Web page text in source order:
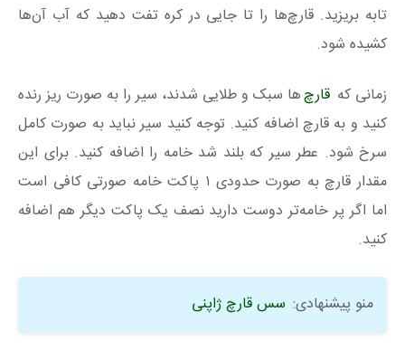
تابه بریزید. قارچ‌ها را تا جایی در کره تفت دهید که آب آن‌ها
کشیده شود.
زمانی که قارچ‌ها سبک و طلایی شدند، سیر را به صورت ریز رنده
کنید و به قارچ اضافه کنید. توجه کنید سیر نباید به صورت کامل
سرخ شود. عطر سیر که بلند شد خامه را اضافه کنید. برای این
مقدار قارچ به صورت حدودی ۱ پاکت خامه صورتی کافی است
اما اگر پر خامه‌تر دوست دارید نصف یک پاکت دیگر هم اضافه
کنید.
منو پیشنهادی: سس قارچ ژاپنی